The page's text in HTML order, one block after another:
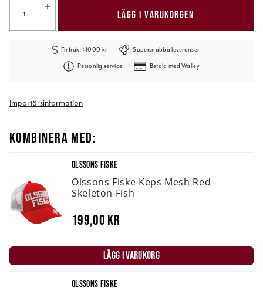
LÄGG I VARUKORGEN
Fri frakt >1000 kr Supersnabba leveranser
Personlig service Betala med Walley
Importörsinformation
KOMBINERA MED:
OLSSONS FISKE
Olssons Fiske Keps Mesh Red
Skeleton Fish
199,00 kr
LÄGG I VARUKORG
OLSSONS FISKE